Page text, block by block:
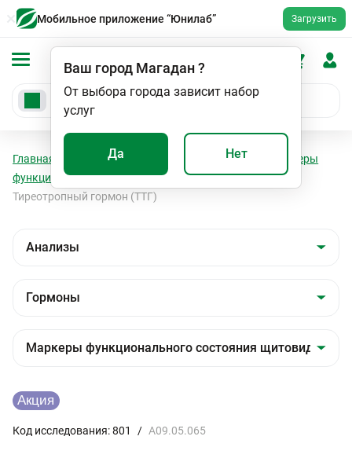
Мобильное приложение “Юнилаб” Загрузить
Ваш город Магадан?
От выбора города зависит набор
услуг
Да Нет
Главная Анализы Гормоны
Маркеры
функционального состояния щитовидной железы
Тиреотропный гормон (ТТГ)
Код исследования: 801 / A09.05.065